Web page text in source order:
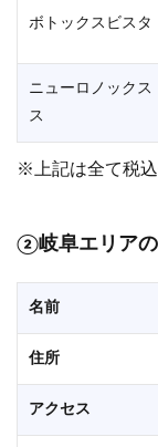
ボトックスビスタ
ニューロノックス
ス
※上記は全て税
②岐阜エリアの
名前
住所
アクセス